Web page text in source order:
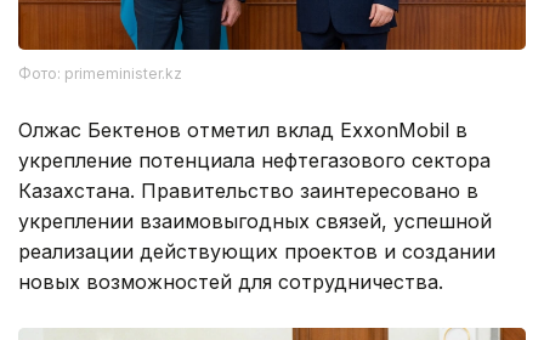
Фото: primeminister.kz
Олжас Бектенов отметил вклад ExxonMobil в
укрепление потенциала нефтегазового сектора
Казахстана. Правительство заинтересовано в
укреплении взаимовыгодных связей, успешной
реализации действующих проектов и создании
новых возможностей для сотрудничества.